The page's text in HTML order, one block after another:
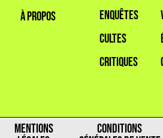
À PROPOS
ENQUÊTES
CULTES
CRITIQUES
MENTIONS
CONDITIONS